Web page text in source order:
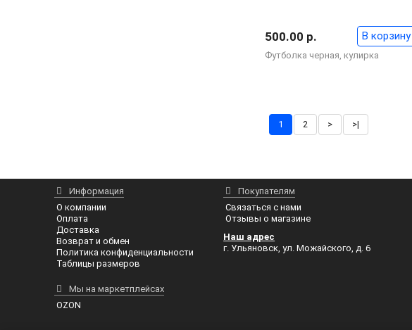
Футболка черная, кулирка
500.00 р. В корзину
1 2 > >|
Информация
О компании
Оплата
Доставка
Возврат и обмен
Политика конфиденциальности
Таблицы размеров
Мы на маркетплейсах
OZON
Покупателям
Связаться с нами
Отзывы о магазине
Наш адрес
г. Ульяновск, ул. Можайского, д. 6